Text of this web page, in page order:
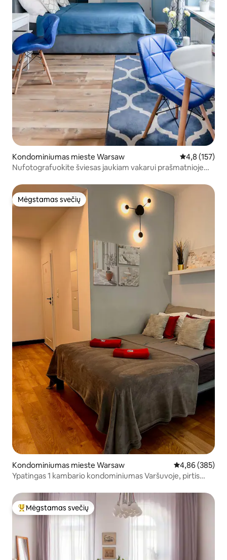
Kondominiumas mieste Warsaw Vidutinis
4,8 (157)
Nufotografuokite šviesas jaukiam vakarui prašmatnioje
Mėgstamas svečių
Mėgstamas svečių
Kondominiumas mieste Warsaw Vidutinis
4,86 (385)
Ypatingas 1 kambario kondominiumas Varšuvoje, pirtis
Svečių mėgstamiausias
Mėgstamas svečių